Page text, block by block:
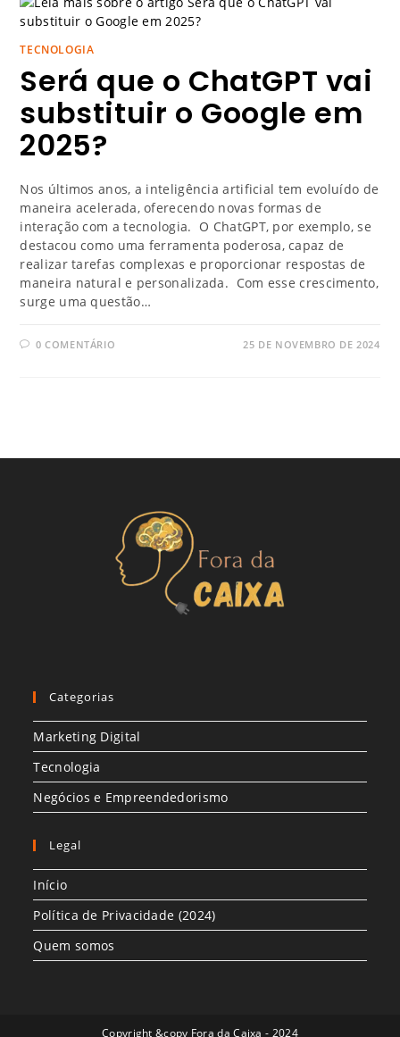
TECNOLOGIA
Será que o ChatGPT vai
substituir o Google em
2025?
Nos últimos anos, a inteligência artificial tem evoluído de
maneira acelerada, oferecendo novas formas de
interação com a tecnologia. O ChatGPT, por exemplo, se
destacou como uma ferramenta poderosa, capaz de
realizar tarefas complexas e proporcionar respostas de
maneira natural e personalizada. Com esse crescimento,
surge uma questão…
0 COMENTÁRIO 25 DE NOVEMBRO DE 2024
Categorias
Marketing Digital
Tecnologia
Negócios e Empreendedorismo
Legal
Início
Política de Privacidade (2024)
Quem somos
Copyright &copy Fora da Caixa - 2024